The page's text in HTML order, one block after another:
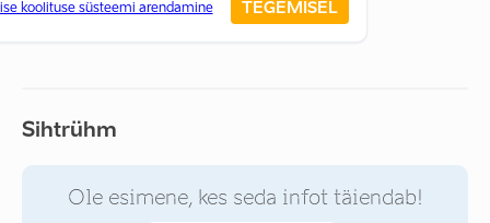
koolituse süsteemi arendamine TEGEMISEL
Sihtrühm
Ole esimene, kes seda infot täiendab!